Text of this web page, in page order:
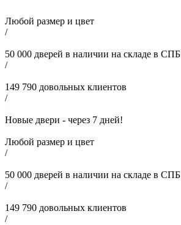
Любой размер и цвет
/
50 000 дверей в наличии на складе в СПБ
/
149 790 довольных клиентов
/
Новые двери - через 7 дней!
Любой размер и цвет
/
50 000 дверей в наличии на складе в СПБ
/
149 790 довольных клиентов
/